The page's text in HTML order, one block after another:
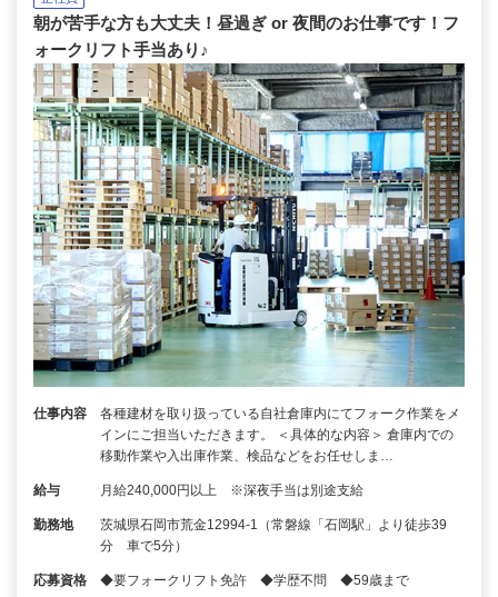
朝が苦手な方も大丈夫！昼過ぎ or 夜間のお仕事です！フ
ォークリフト手当あり♪
仕事内容
各種建材を取り扱っている自社倉庫内にてフォーク作業をメ
インにご担当いただきます。 ＜具体的な内容＞ 倉庫内での
移動作業や入出庫作業、検品などをお任せしま…
給与 月給240,000円以上 ※深夜手当は別途支給
勤務地
茨城県石岡市荒金12994-1（常磐線「石岡駅」より徒歩39
分 車で5分）
応募資格 ◆要フォークリフト免許 ◆学歴不問 ◆59歳まで